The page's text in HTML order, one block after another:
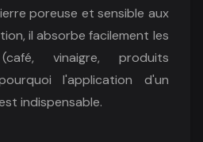
poreuse et sensible aux
il absorbe facilement les
vinaigre, produits
l'application d'un
indispensable.